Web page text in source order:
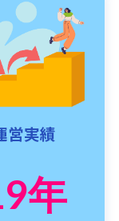
営実績
年